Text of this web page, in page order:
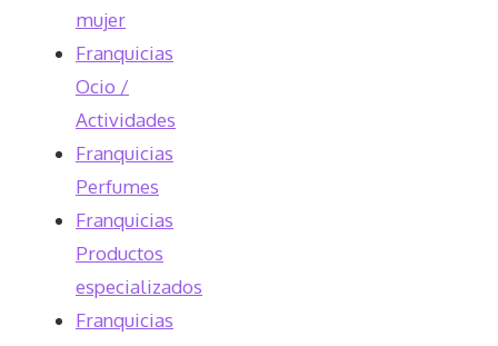
mujer
Franquicias
Ocio /
Actividades
Franquicias
Perfumes
Franquicias
Productos
especializados
Franquicias